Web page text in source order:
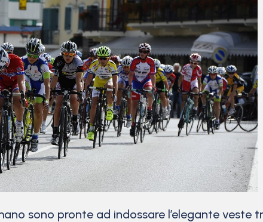
sono pronte ad indossare l’elegante veste